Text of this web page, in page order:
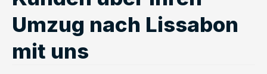
Umzug nach Lissabon
mit uns